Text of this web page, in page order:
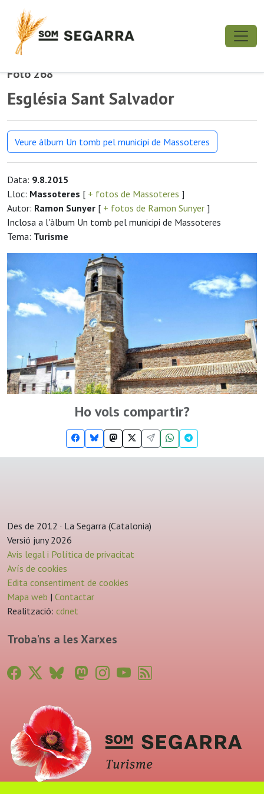
Foto 268
Església Sant Salvador
Veure àlbum Un tomb pel municipi de Massoteres
Data: 9.8.2015
Lloc: Massoteres [ + fotos de Massoteres ]
Autor: Ramon Sunyer [ + fotos de Ramon Sunyer ]
Inclosa a l'àlbum Un tomb pel municipi de Massoteres
Tema: Turisme
Ho vols compartir?
Des de 2012 · La Segarra (Catalonia)
Versió juny 2026
Avis legal i Política de privacitat
Avís de cookies
Edita consentiment de cookies
Mapa web | Contactar
Realització: cdnet
Troba'ns a les Xarxes